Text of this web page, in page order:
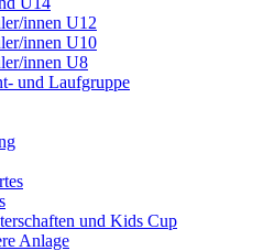
innen U12
innen U10
innen U8
und Laufgruppe
und Kids Cup
Anlage